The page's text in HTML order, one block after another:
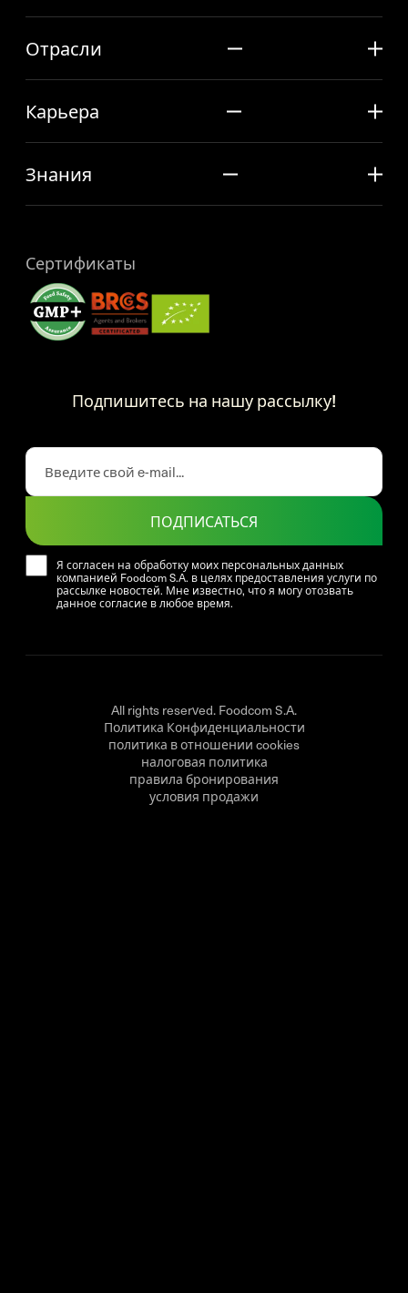
Отрасли
Карьера
Знания
Сертификаты
Подпишитесь на нашу рассылку!
Я согласен на обработку моих персональных данных
компанией Foodcom S.A. в целях предоставления услуги по
рассылке новостей. Мне известно, что я могу отозвать
данное согласие в любое время.
ПОДПИСАТЬСЯ
All rights reserved. Foodcom S.A.
Политика Конфиденциальности
политика в отношении cookies
налоговая политика
правила бронирования
условия продажи